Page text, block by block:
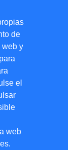
de
web y
el
web